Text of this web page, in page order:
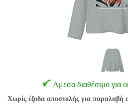
Αμεσα διαθέσιμο για
Χωρίς έξοδα αποστολής για παραλαβή